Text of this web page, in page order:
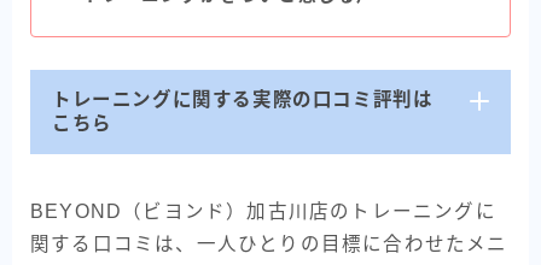
トレーニングに関する実際の口コミ評判は
こちら
BEYOND（ビヨンド）加古川店のトレーニングに
関する口コミは、一人ひとりの目標に合わせたメニ